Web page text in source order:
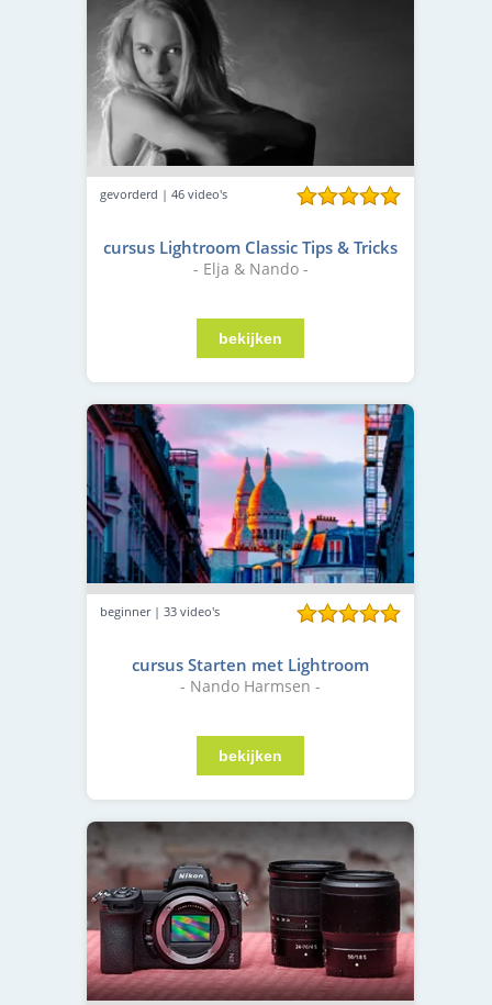
gevorderd | 46 video's
cursus Lightroom Classic Tips & Tricks
- Elja & Nando -
beginner | 33 video's
cursus Starten met Lightroom
- Nando Harmsen -